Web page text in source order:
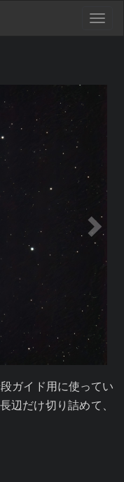
ガイド用に使ってい
辺だけ切り詰めて、